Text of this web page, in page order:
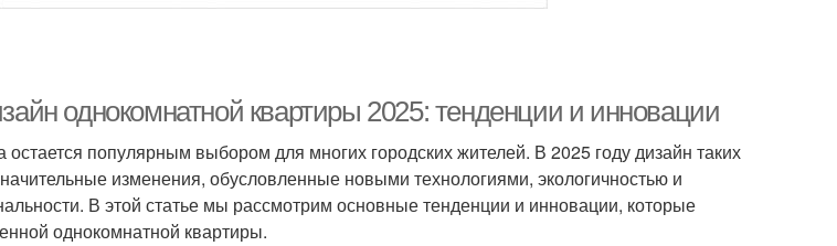
однокомнатной квартиры 2025: тенденции и инновации
популярным выбором для многих городских жителей. В 2025 году дизайн таких
изменения, обусловленные новыми технологиями, экологичностью и
В этой статье мы рассмотрим основные тенденции и инновации, которые
однокомнатной квартиры.